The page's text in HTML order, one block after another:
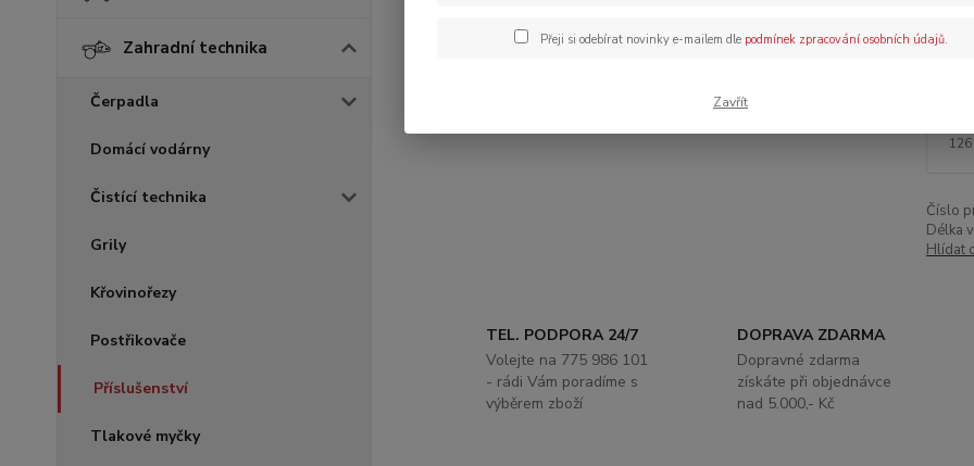
Zahradní technika
Čerpadla
Domácí vodárny
Čistící technika
Grily
Křovinořezy
Postřikovače
Příslušenství
Tlakové myčky
126
Číslo
Délka
Hlídat
TEL. PODPORA 24/7
Volejte na 775 986 101
- rádi Vám poradíme s
výběrem zboží
DOPRAVA ZDARMA
Dopravné zdarma
získáte při objednávce
nad 5.000,- Kč
Přeji si odebírat novinky e-mailem dle podmínek zpracování osobních údajů.
Zavřít